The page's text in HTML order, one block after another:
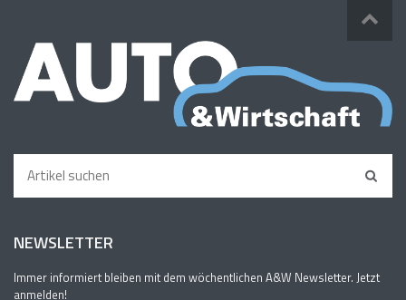
NEWSLETTER
Immer informiert bleiben mit dem wöchentlichen A&W Newsletter. Jetzt
anmelden!